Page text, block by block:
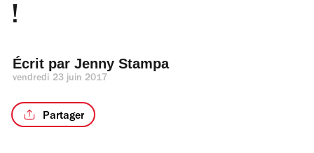
!
Écrit par Jenny Stampa
vendredi 23 juin 2017
Partager